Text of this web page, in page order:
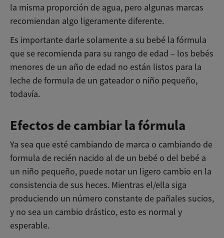
la misma proporción de agua, pero algunas marcas
recomiendan algo ligeramente diferente.
Es importante darle solamente a su bebé la fórmula
que se recomienda para su rango de edad – los bebés
menores de un año de edad no están listos para la
leche de formula de un gateador o niño pequeño,
todavía.
Efectos de cambiar la fórmula
Ya sea que esté cambiando de marca o cambiando de
formula de recién nacido al de un bebé o del bebé a
un niño pequeño, puede notar un ligero cambio en la
consistencia de sus heces. Mientras el/ella siga
produciendo un número constante de pañales sucios,
y no sea un cambio drástico, esto es normal y
esperable.